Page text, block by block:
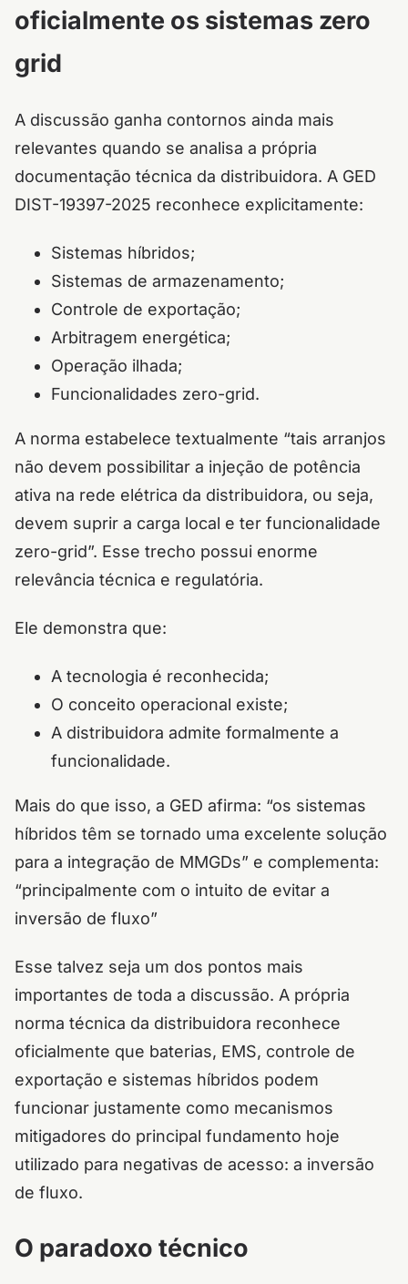
oficialmente os sistemas zero
grid
A discussão ganha contornos ainda mais
relevantes quando se analisa a própria
documentação técnica da distribuidora. A GED
DIST-19397-2025 reconhece explicitamente:
Sistemas híbridos;
Sistemas de armazenamento;
Controle de exportação;
Arbitragem energética;
Operação ilhada;
Funcionalidades zero-grid.
A norma estabelece textualmente “tais arranjos
não devem possibilitar a injeção de potência
ativa na rede elétrica da distribuidora, ou seja,
devem suprir a carga local e ter funcionalidade
zero-grid”. Esse trecho possui enorme
relevância técnica e regulatória.
Ele demonstra que:
A tecnologia é reconhecida;
O conceito operacional existe;
A distribuidora admite formalmente a
funcionalidade.
Mais do que isso, a GED afirma: “os sistemas
híbridos têm se tornado uma excelente solução
para a integração de MMGDs” e complementa:
“principalmente com o intuito de evitar a
inversão de fluxo”
Esse talvez seja um dos pontos mais
importantes de toda a discussão. A própria
norma técnica da distribuidora reconhece
oficialmente que baterias, EMS, controle de
exportação e sistemas híbridos podem
funcionar justamente como mecanismos
mitigadores do principal fundamento hoje
utilizado para negativas de acesso: a inversão
de fluxo.
O paradoxo técnico